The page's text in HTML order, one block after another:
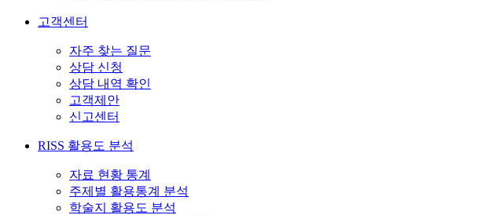
고객센터
자주 찾는 질문
상담 신청
상담 내역 확인
고객제안
신고센터
RISS 활용도 분석
자료 현황 통계
주제별 활용통계 분석
학술지 활용도 분석